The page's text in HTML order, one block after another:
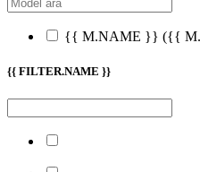
{{ M.NAME }} ({{
{{ FILTER.NAME }}